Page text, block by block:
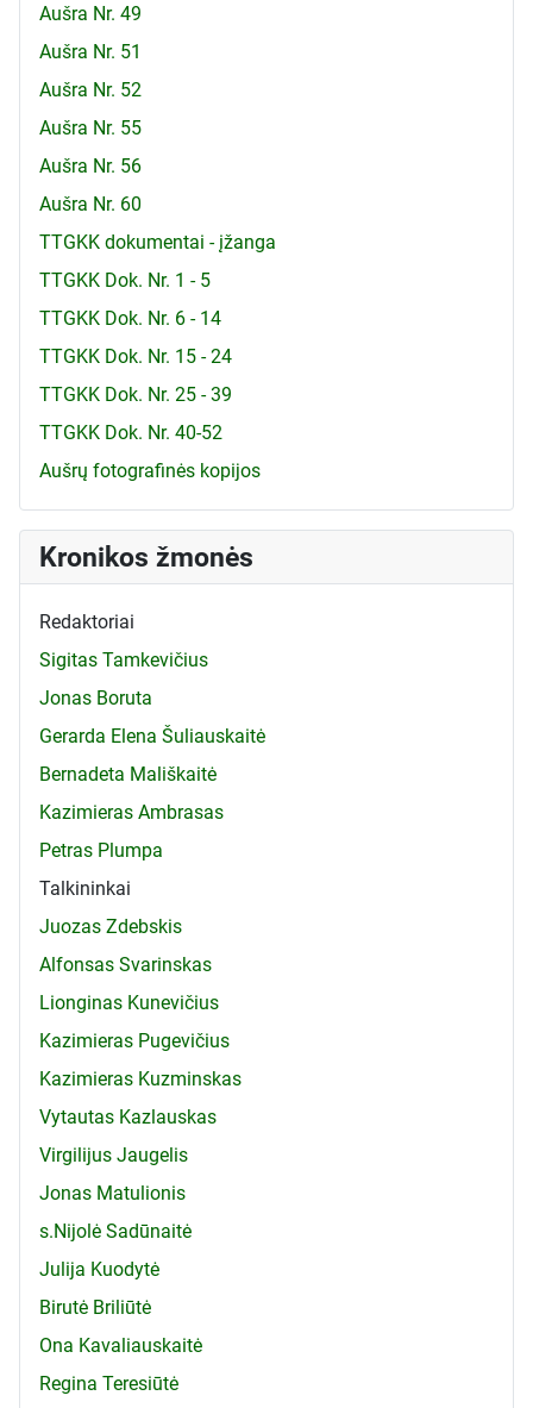
Aušra Nr. 49
Aušra Nr. 51
Aušra Nr. 52
Aušra Nr. 55
Aušra Nr. 56
Aušra Nr. 60
TTGKK dokumentai - įžanga
TTGKK Dok. Nr. 1 - 5
TTGKK Dok. Nr. 6 - 14
TTGKK Dok. Nr. 15 - 24
TTGKK Dok. Nr. 25 - 39
TTGKK Dok. Nr. 40-52
Aušrų fotografinės kopijos
Kronikos žmonės
Redaktoriai
Sigitas Tamkevičius
Jonas Boruta
Gerarda Elena Šuliauskaitė
Bernadeta Mališkaitė
Kazimieras Ambrasas
Petras Plumpa
Talkininkai
Juozas Zdebskis
Alfonsas Svarinskas
Lionginas Kunevičius
Kazimieras Pugevičius
Kazimieras Kuzminskas
Vytautas Kazlauskas
Virgilijus Jaugelis
Jonas Matulionis
s.Nijolė Sadūnaitė
Julija Kuodytė
Birutė Briliūtė
Ona Kavaliauskaitė
Regina Teresiūtė